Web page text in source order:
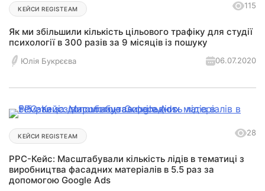
КЕЙСИ REGISTEAM 115
Як ми збільшили кількість цільового трафіку для студії
психології в 300 разів за 9 місяців із пошуку
Юлія Букрєєва 06.07.2020
КЕЙСИ REGISTEAM 28
РРС-Кейс: Масштабували кількість лідів в тематиці з
виробництва фасадних матеріалів в 5.5 раз за
допомогою Google Ads